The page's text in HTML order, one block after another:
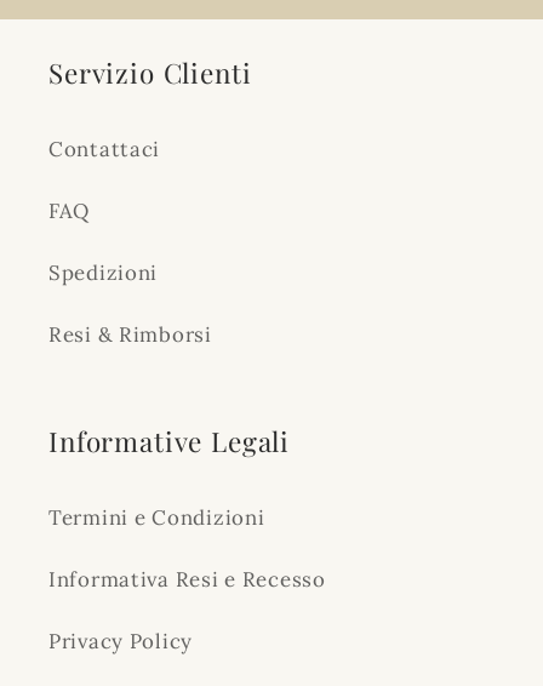
Servizio Clienti
Contattaci
FAQ
Spedizioni
Resi & Rimborsi
Informative Legali
Termini e Condizioni
Informativa Resi e Recesso
Privacy Policy